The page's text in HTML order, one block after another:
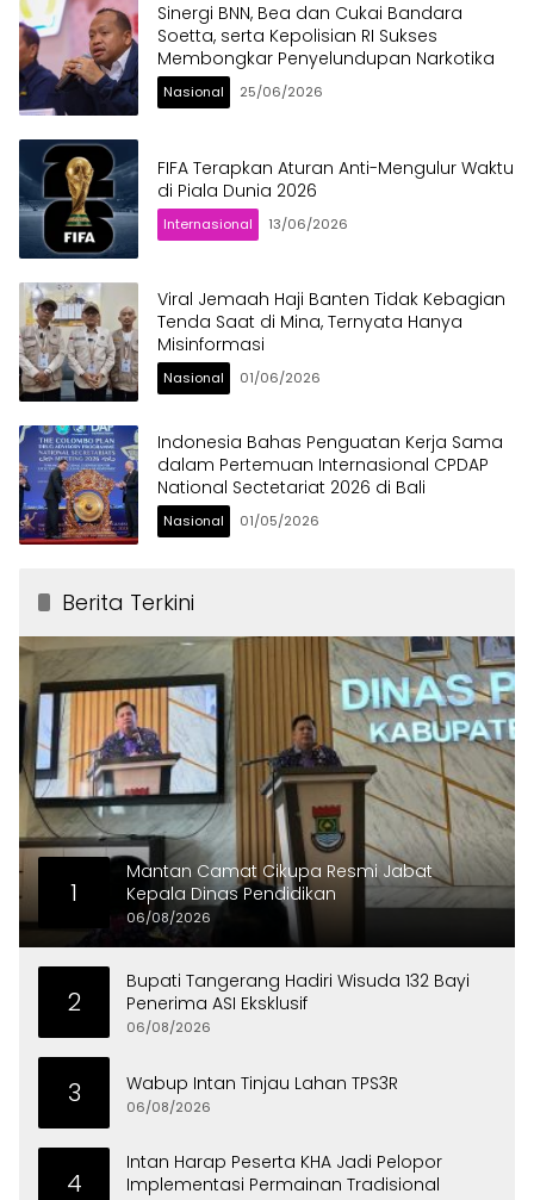
Sinergi BNN, Bea dan Cukai Bandara
Soetta, serta Kepolisian RI Sukses
Membongkar Penyelundupan Narkotika
Nasional 25/06/2026
FIFA Terapkan Aturan Anti-Mengulur Waktu
di Piala Dunia 2026
Internasional 13/06/2026
Viral Jemaah Haji Banten Tidak Kebagian
Tenda Saat di Mina, Ternyata Hanya
Misinformasi
Nasional 01/06/2026
Indonesia Bahas Penguatan Kerja Sama
dalam Pertemuan Internasional CPDAP
National Sectetariat 2026 di Bali
Nasional 01/05/2026
Berita Terkini
1
Mantan Camat Cikupa Resmi Jabat
Kepala Dinas Pendidikan
06/08/2026
2
Bupati Tangerang Hadiri Wisuda 132 Bayi
Penerima ASI Eksklusif
06/08/2026
3 Wabup Intan Tinjau Lahan TPS3R
06/08/2026
4
Intan Harap Peserta KHA Jadi Pelopor
Implementasi Permainan Tradisional